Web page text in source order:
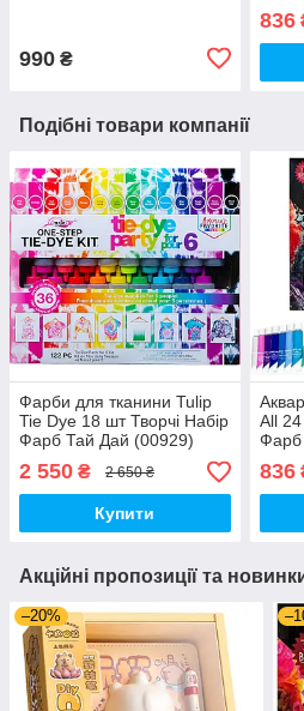
990 ₴
836
Подібні товари компанії
Фарби для тканини Tulip
Tie Dye 18 шт Творчі Набір
Фарб Тай Дай (00929)
2 550 ₴ 2 650 ₴
Купити
All
Фарб
836
Акційні пропозиції та
–20%